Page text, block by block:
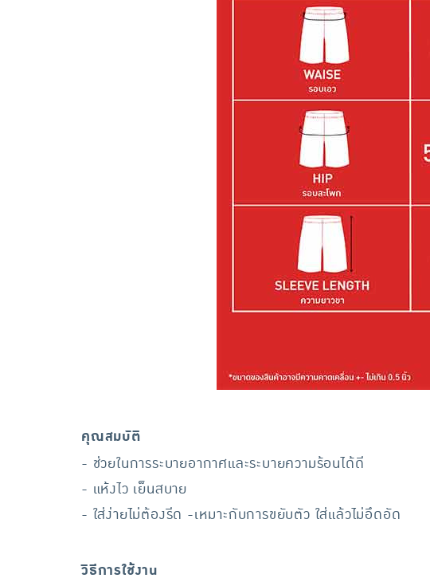
คุณสมบัติ
- ช่วยในการระบายอากาศและระบายความร้อนได้ดี
- แห้งไว เย็นสบาย
- ใส่ง่ายไม่ต้องรีด -เหมาะกับการขยับตัว ใส่แล้วไม่อึดอัด
วิธีการใช้งาน